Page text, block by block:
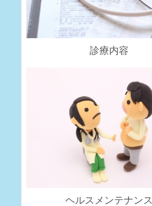
診療内容
ヘルスメンテナンス